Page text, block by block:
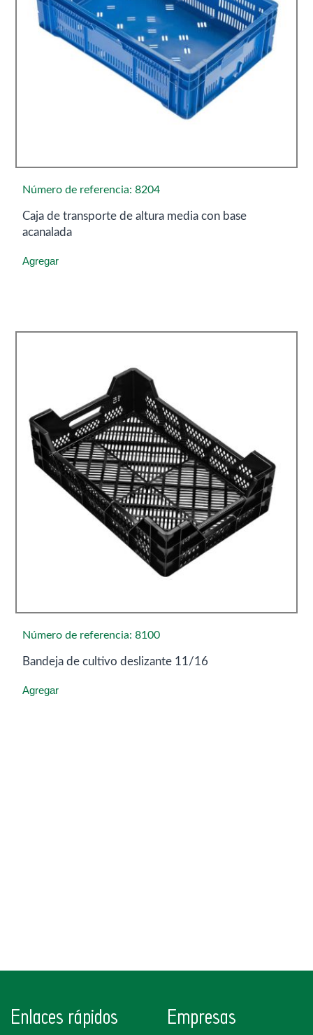
Número de referencia: 8204
Caja de transporte de altura media con base
acanalada
Agregar
Número de referencia: 8100
Bandeja de cultivo deslizante 11/16
Agregar
Enlaces rápidos Empresas